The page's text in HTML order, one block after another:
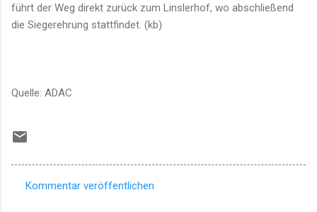
führt der Weg direkt zurück zum Linslerhof, wo abschließend
die Siegerehrung stattfindet. (kb)
Quelle: ADAC
Kommentar veröffentlichen